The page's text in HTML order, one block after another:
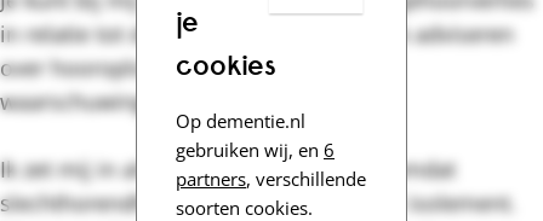
je
cookies
Op dementie.nl
gebruiken wij, en 6
partners, verschillende
soorten cookies.
in relatie tot dementie. Daarnaast kan ik adviseren
over hooroplossingen, wek- en
waarschuwingssystemen.
Ik zet mij in als expert op dementie.nl omdat
slechthorendheid kan leiden tot sociaal isolement.